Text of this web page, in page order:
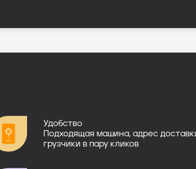
Удобство
Подходящая машина, адрес
грузчики в пару кликов